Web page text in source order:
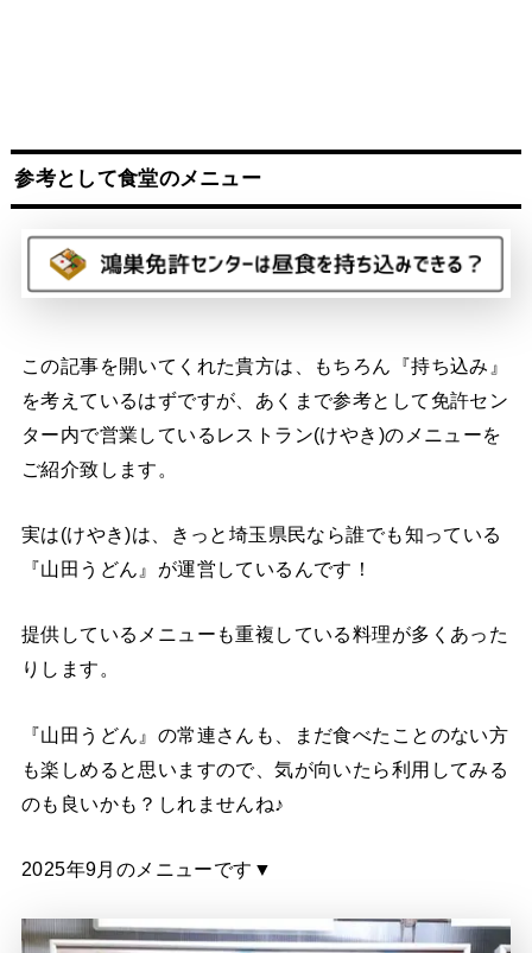
参考として食堂のメニュー
この記事を開いてくれた貴方は、もちろん『持ち込み』
を考えているはずですが、あくまで参考として免許セン
ター内で営業しているレストラン(けやき)のメニューを
ご紹介致します。
実は(けやき)は、きっと埼玉県民なら誰でも知っている
『山田うどん』が運営しているんです！
提供しているメニューも重複している料理が多くあった
りします。
『山田うどん』の常連さんも、まだ食べたことのない方
も楽しめると思いますので、気が向いたら利用してみる
のも良いかも？しれませんね♪
2025年9月のメニューです▼